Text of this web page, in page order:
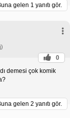
gelen 1 yanıtı gör.
0
demesi çok komik
gelen 2 yanıtı gör.